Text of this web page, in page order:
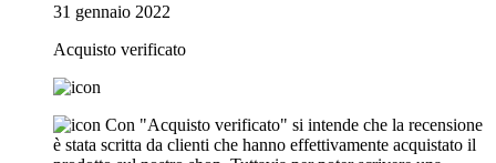
31 gennaio 2022
Acquisto verificato
Con "Acquisto verificato" si intende che la recensione
è stata scritta da clienti che hanno effettivamente acquistato il